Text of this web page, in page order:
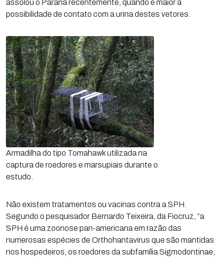
assolou o Paraná recentemente, quando é maior a
possibilidade de contato com a urina destes vetores.
Armadilha do tipo Tomahawk utilizada na
captura de roedores e marsupiais durante o
estudo.
Não existem tratamentos ou vacinas contra a SPH.
Segundo o pesquisador Bernardo Teixeira, da Fiocruz, “a
SPH é uma zoonose pan-americana em razão das
numerosas espécies de Orthohantavirus que são mantidas
nos hospedeiros, os roedores da subfamília Sigmodontinae,